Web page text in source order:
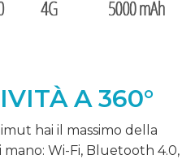
A 360°
hai il massimo della
Wi-Fi, Bluetooth 4.0,